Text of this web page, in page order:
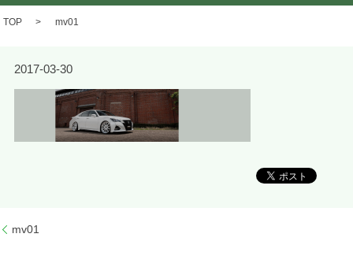
TOP mv01
2017-03-30
mv01